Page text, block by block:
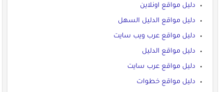
دليل مواقع اونلاين
دليل مواقع الدليل السهل
دليل مواقع عرب ويب سايت
دليل مواقع الدليل
دليل مواقع عرب سايت
دليل مواقع خطوات